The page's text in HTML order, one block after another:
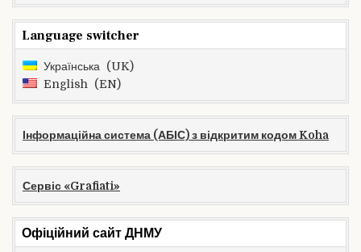
Language switcher
Українська
UK
English
EN
Інформаційна система (АБІС) з відкритим кодом Koha
Сервіс «Grafiati»
Офіційний сайт ДНМУ